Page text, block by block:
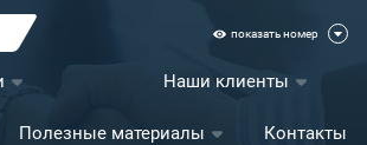
показать номер
Наши клиенты
Полезные материалы Контакты